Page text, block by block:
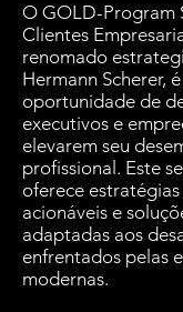
O GOLD-Program
Clientes
renomado
Hermann Scherer,
oportunidade de
executivos e
elevarem seu
profissional. Este
oferece
acionáveis e
adaptadas aos
enfrentados pelas
modernas.